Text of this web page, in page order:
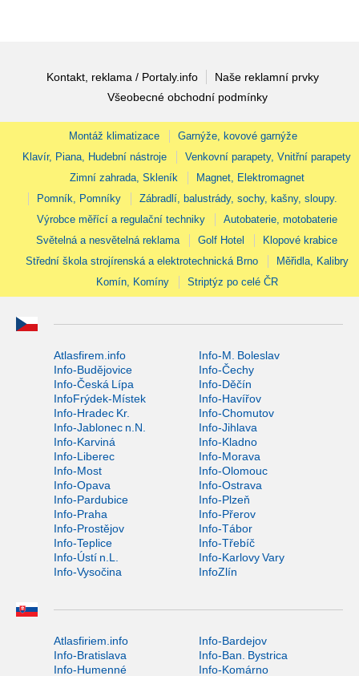
Kontakt, reklama / Portaly.info
Naše reklamní prvky
Všeobecné obchodní podmínky
Montáž klimatizace
Garnýže, kovové garnýže
Klavír, Piana, Hudební nástroje
Venkovní parapety, Vnitřní parapety
Zimní zahrada, Skleník
Magnet, Elektromagnet
Pomník, Pomníky
Zábradlí, balustrády, sochy, kašny, sloupy.
Výrobce měřící a regulační techniky
Autobaterie, motobaterie
Světelná a nesvětelná reklama
Golf Hotel
Klopové krabice
Střední škola strojírenská a elektrotechnická Brno
Měřidla, Kalibry
Komín, Komíny
Striptýz po celé ČR
Atlasfirem.info
Info-M. Boleslav
Info-Budějovice
Info-Čechy
Info-Česká Lípa
Info-Děčín
InfoFrýdek-Místek
Info-Havířov
Info-Hradec Kr.
Info-Chomutov
Info-Jablonec n.N.
Info-Jihlava
Info-Karviná
Info-Kladno
Info-Liberec
Info-Morava
Info-Most
Info-Olomouc
Info-Opava
Info-Ostrava
Info-Pardubice
Info-Plzeň
Info-Praha
Info-Přerov
Info-Prostějov
Info-Tábor
Info-Teplice
Info-Třebíč
Info-Ústí n.L.
Info-Karlovy Vary
Info-Vysočina
InfoZlín
Atlasfiriem.info
Info-Bardejov
Info-Bratislava
Info-Ban. Bystrica
Info-Humenné
Info-Komárno